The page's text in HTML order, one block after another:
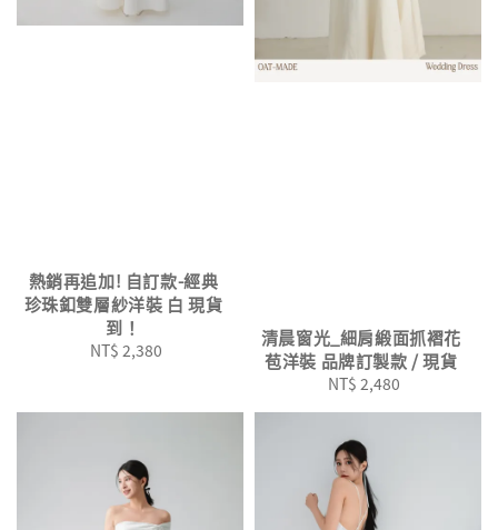
熱銷再追加! 自訂款-經典
珍珠釦雙層紗洋裝 白 現貨
到！
Regular
NT$ 2,380
清晨窗光_細肩緞面抓褶花
苞洋裝 品牌訂製款 / 現貨
Regular
NT$ 2,480